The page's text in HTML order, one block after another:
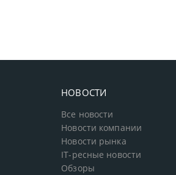
НОВОСТИ
Все новости
Новости компании
Новости рынка
IT-ресные новости
Обзоры